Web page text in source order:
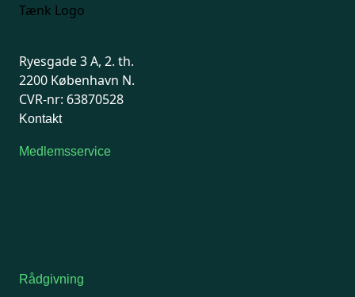
Ryesgade 3 A, 2. th.
2200 København N.
CVR-nr: 63870528
Kontakt
Medlemsservice
Rådgivning